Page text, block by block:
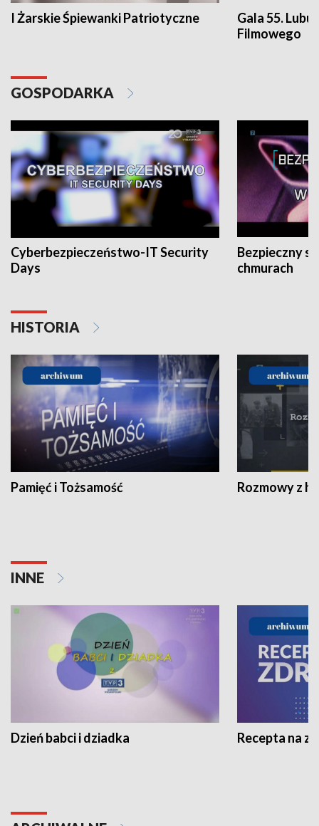
I Żarskie Śpiewanki Patriotyczne
Gala 55.
Filmowego
GOSPODARKA
Cyberbezpieczeństwo-IT Security
Days
Bezpieczny
chmurach
HISTORIA
Pamięć i Tożsamość Rozmowy z
INNE
Dzień babci i dziadka Recepta na